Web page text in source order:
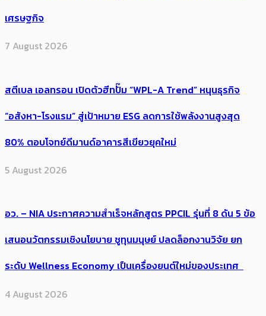
เศรษฐกิจ
7 August 2026
สตีเบล เอลทรอน เปิดตัวฮีทปั๊ม “WPL-A Trend” หนุนธุรกิจ
“อสังหา-โรงแรม” สู่เป้าหมาย ESG ลดการใช้พลังงานสูงสุด
80% ตอบโจทย์ดีมานด์อาคารสีเขียวยุคใหม่
5 August 2026
อว. – NIA ประกาศความสำเร็จหลักสูตร PPCIL รุ่นที่ 8 ดัน 5 ข้อ
เสนอนวัตกรรมเชิงนโยบาย ชูทุนมนุษย์ ปลดล็อกงานวิจัย ยก
ระดับ Wellness Economy เป็นเครื่องยนต์ใหม่ของประเทศ
4 August 2026